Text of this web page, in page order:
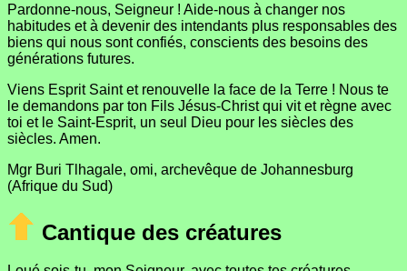
Pardonne-nous, Seigneur ! Aide-nous à changer nos
habitudes et à devenir des intendants plus responsables des
biens qui nous sont confiés, conscients des besoins des
générations futures.
Viens Esprit Saint et renouvelle la face de la Terre ! Nous te
le demandons par ton Fils Jésus-Christ qui vit et règne avec
toi et le Saint-Esprit, un seul Dieu pour les siècles des
siècles. Amen.
Mgr Buri Tlhagale, omi, archevêque de Johannesburg
(Afrique du Sud)
Cantique des créatures